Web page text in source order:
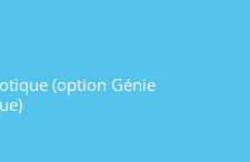
(option Génie